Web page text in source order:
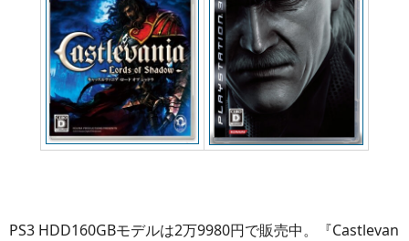
PS3 HDD160GBモデルは2万9980円で販売中。『Castlevan